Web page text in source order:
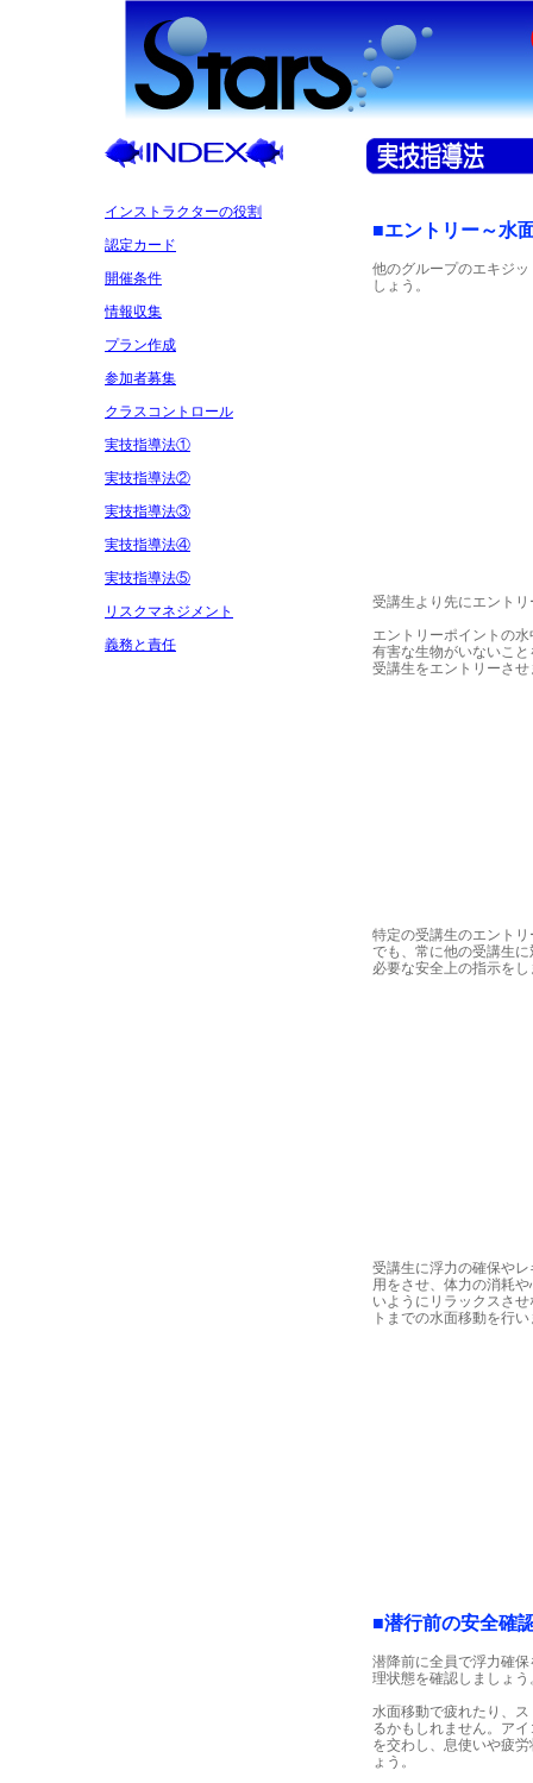
インストラクターの役割
認定カード
開催条件
情報収集
プラン作成
参加者募集
クラスコントロール
実技指導法①
実技指導法②
実技指導法③
実技指導法④
実技指導法⑤
リスクマネジメント
義務と責任
■エントリー～水
他のグループのエキジ
しょう。
受講生より先にエント
エントリーポイントの
有害な生物がいないこ
受講生をエントリーさ
特定の受講生のエント
でも、常に他の受講生
必要な安全上の指示を
受講生に浮力の確保や
用をさせ、体力の消耗
いようにリラックスさ
トまでの水面移動を行
■潜行前の安全確
潜降前に全員で浮力確
理状態を確認しましょう
水面移動で疲れたり、
るかもしれません。ア
を交わし、息使いや疲
ょう。